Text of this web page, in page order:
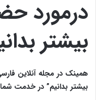
درمورد
بیشتر
همینک در مجله آنلاین
بیشتر بدانیم” در خدمت